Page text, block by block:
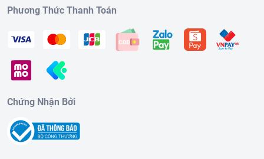
Phương Thức Thanh Toán
Chứng Nhận Bởi